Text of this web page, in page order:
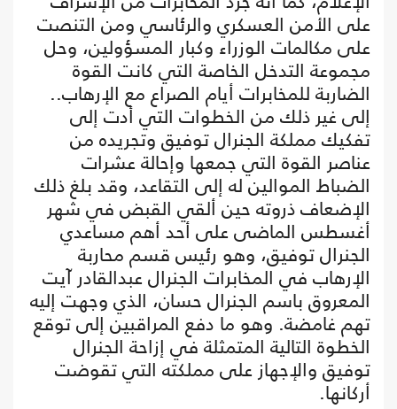
على الأمن العسكري والرئاسي ومن التنصت
على مكالمات الوزراء وكبار المسؤولين، وحل
مجموعة التدخل الخاصة التي كانت القوة
الضاربة للمخابرات أيام الصراع مع الإرهاب..
إلى غير ذلك من الخطوات التي أدت إلى
تفكيك مملكة الجنرال توفيق وتجريده من
عناصر القوة التي جمعها وإحالة عشرات
الضباط الموالين له إلى التقاعد، وقد بلغ ذلك
الإضعاف ذروته حين ألقي القبض في شهر
أغسطس الماضى على أحد أهم مساعدي
الجنرال توفيق، وهو رئيس قسم محاربة
الإرهاب في المخابرات الجنرال عبدالقادر آيت
المعروق باسم الجنرال حسان، الذي وجهت إليه
تهم غامضة. وهو ما دفع المراقبين إلى توقع
الخطوة التالية المتمثلة في إزاحة الجنرال
توفيق والإجهاز على مملكته التي تقوضت
أركانها.